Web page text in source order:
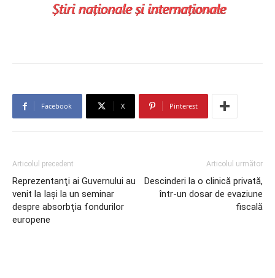
Facebook X Pinterest
Articolul precedent
Reprezentanţi ai Guvernului au
venit la Iaşi la un seminar
despre absorbţia fondurilor
europene
Articolul următor
Descinderi la o clinică privată,
într-un dosar de evaziune
fiscală